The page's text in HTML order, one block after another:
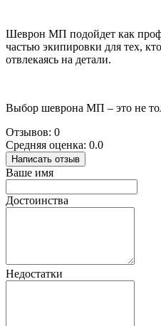
Шеврон МП подойдет как
частью экипировки для тех,
отвлекаясь на детали.
Выбор шеврона МП – это не
Отзывов: 0
Средняя оценка: 0.0
Написать отзыв
Ваше имя
Достоинства
Недостатки